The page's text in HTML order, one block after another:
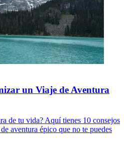
un Viaje de Aventura
de tu vida? Aquí tienes 10 consejos
aventura épico que no te puedes